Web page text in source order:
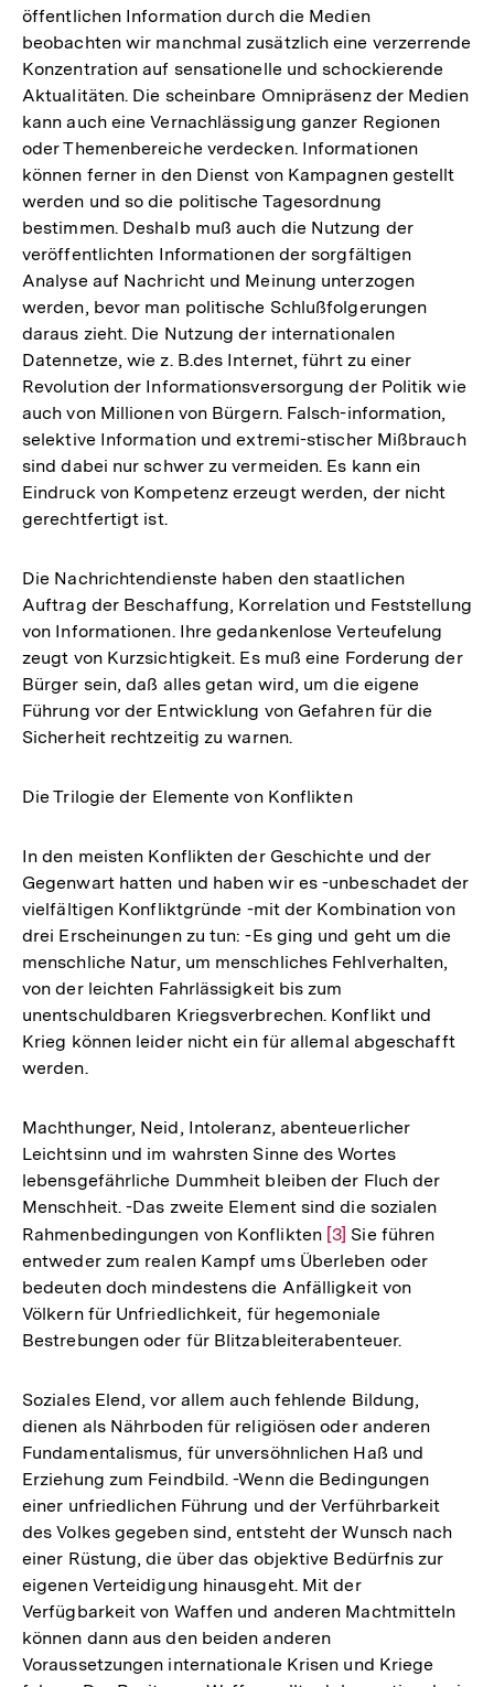
öffentlichen Information durch die Medien
beobachten wir manchmal zusätzlich eine verzerrende
Konzentration auf sensationelle und schockierende
Aktualitäten. Die scheinbare Omnipräsenz der Medien
kann auch eine Vernachlässigung ganzer Regionen
oder Themenbereiche verdecken. Informationen
können ferner in den Dienst von Kampagnen gestellt
werden und so die politische Tagesordnung
bestimmen. Deshalb muß auch die Nutzung der
veröffentlichten Informationen der sorgfältigen
Analyse auf Nachricht und Meinung unterzogen
werden, bevor man politische Schlußfolgerungen
daraus zieht. Die Nutzung der internationalen
Datennetze, wie z. B.des Internet, führt zu einer
Revolution der Informationsversorgung der Politik wie
auch von Millionen von Bürgern. Falsch-information,
selektive Information und extremi-stischer Mißbrauch
sind dabei nur schwer zu vermeiden. Es kann ein
Eindruck von Kompetenz erzeugt werden, der nicht
gerechtfertigt ist.
Die Nachrichtendienste haben den staatlichen
Auftrag der Beschaffung, Korrelation und Feststellung
von Informationen. Ihre gedankenlose Verteufelung
zeugt von Kurzsichtigkeit. Es muß eine Forderung der
Bürger sein, daß alles getan wird, um die eigene
Führung vor der Entwicklung von Gefahren für die
Sicherheit rechtzeitig zu warnen.
Die Trilogie der Elemente von Konflikten
In den meisten Konflikten der Geschichte und der
Gegenwart hatten und haben wir es -unbeschadet der
vielfältigen Konfliktgründe -mit der Kombination von
drei Erscheinungen zu tun: -Es ging und geht um die
menschliche Natur, um menschliches Fehlverhalten,
von der leichten Fahrlässigkeit bis zum
unentschuldbaren Kriegsverbrechen. Konflikt und
Krieg können leider nicht ein für allemal abgeschafft
werden.
Machthunger, Neid, Intoleranz, abenteuerlicher
Leichtsinn und im wahrsten Sinne des Wortes
lebensgefährliche Dummheit bleiben der Fluch der
Menschheit. -Das zweite Element sind die sozialen
Rahmenbedingungen von Konflikten Zur
Auflösung
der
Fußnote
[3] Sie führen
entweder zum realen Kampf ums Überleben oder
bedeuten doch mindestens die Anfälligkeit von
Völkern für Unfriedlichkeit, für hegemoniale
Bestrebungen oder für Blitzableiterabenteuer.
Soziales Elend, vor allem auch fehlende Bildung,
dienen als Nährboden für religiösen oder anderen
Fundamentalismus, für unversöhnlichen Haß und
Erziehung zum Feindbild. -Wenn die Bedingungen
einer unfriedlichen Führung und der Verführbarkeit
des Volkes gegeben sind, entsteht der Wunsch nach
einer Rüstung, die über das objektive Bedürfnis zur
eigenen Verteidigung hinausgeht. Mit der
Verfügbarkeit von Waffen und anderen Machtmitteln
können dann aus den beiden anderen
Voraussetzungen internationale Krisen und Kriege